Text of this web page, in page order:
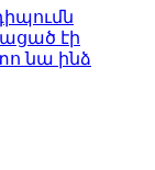
էի
նա ինձ